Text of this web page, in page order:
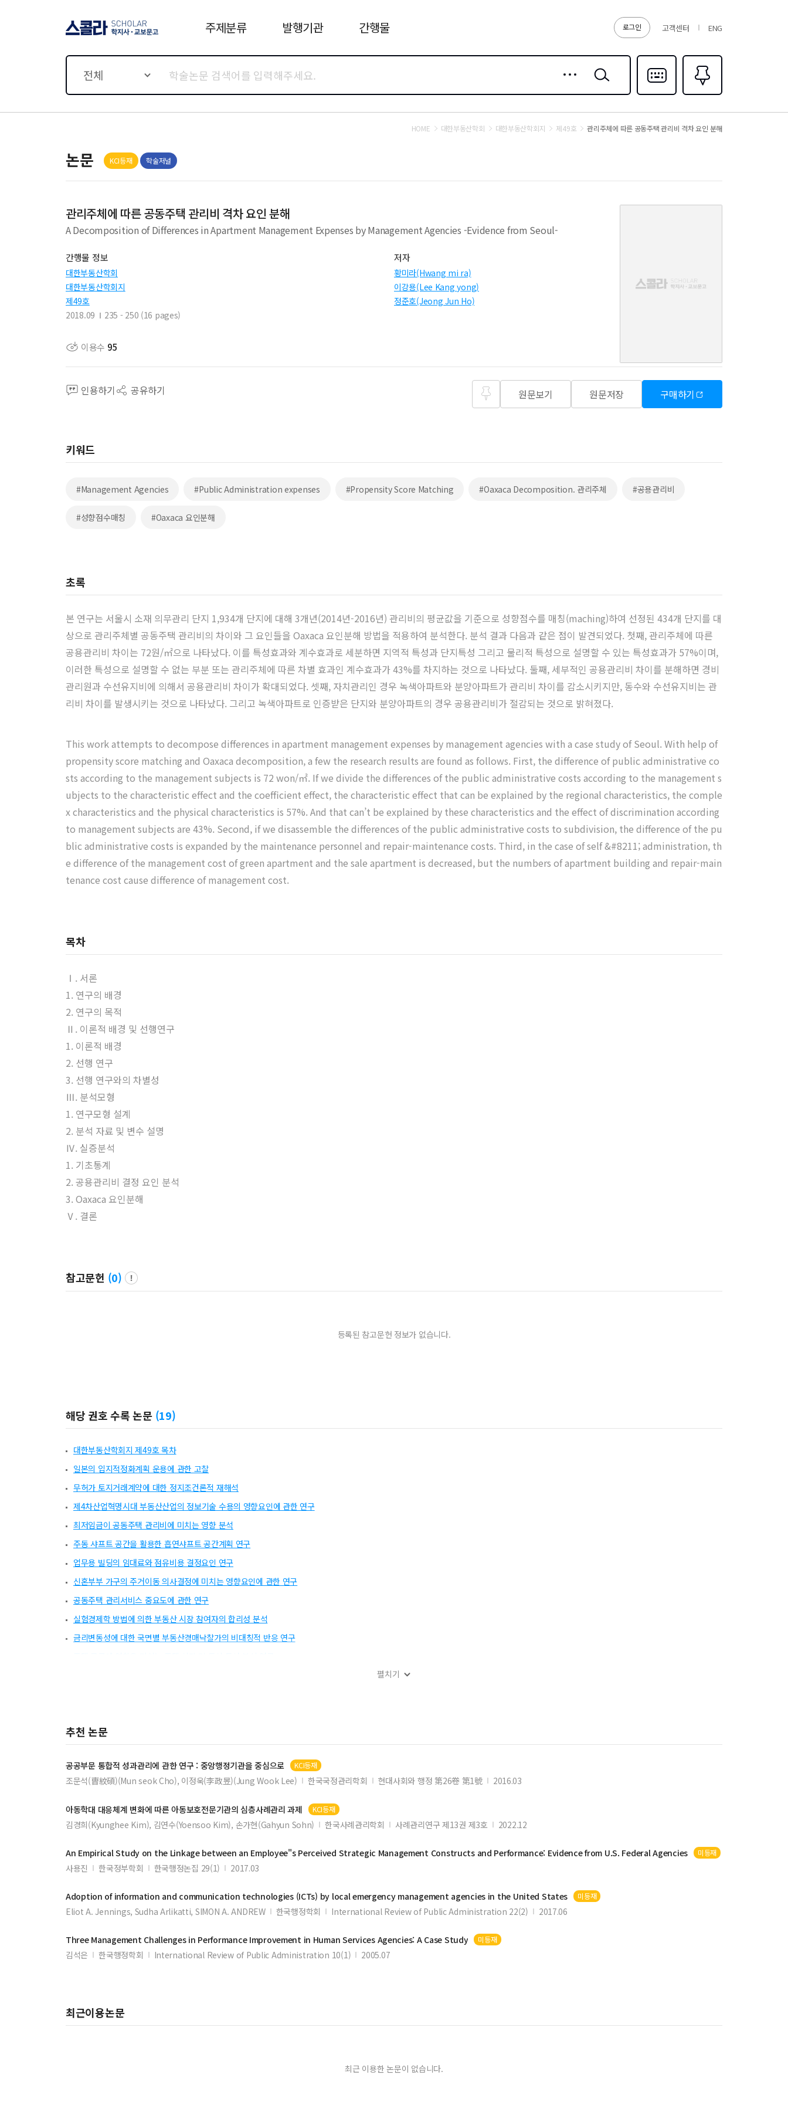
로그인 고객센터 ENG
주제분류 발행기관 간행물
전체
검색
다국어입력
즐겨찾기0
HOME 대한부동산학회 대한부동산학회지 제49호 관리주체에 따른 공동주택 관리비 격차 요인 분해
논문 KCI등재 학술저널
관리주체에 따른 공동주택 관리비 격차 요인 분해
A Decomposition of Differences in Apartment Management Expenses by Management Agencies -Evidence from Seoul-
간행물 정보
대한부동산학회
대한부동산학회지
제49호
2018.09
235 - 250 (16 pages)
저자
황미라(Hwang mi ra)
이강용(Lee Kang yong)
정준호(Jeong Jun Ho)
이용수 95
인용하기 공유하기 원문보기 원문저장 구매하기
키워드
#Management Agencies #Public Administration expenses #Propensity Score Matching #Oaxaca Decomposition. 관리주체 #공용관리비
#성향점수매칭 #Oaxaca 요인분해
초록
본 연구는 서울시 소재 의무관리 단지 1,934개 단지에 대해 3개년(2014년-2016년) 관리비의 평균값을 기준으로 성향점수를 매칭(maching)하여 선정된 434개 단지를 대
상으로 관리주체별 공동주택 관리비의 차이와 그 요인들을 Oaxaca 요인분해 방법을 적용하여 분석한다. 분석 결과 다음과 같은 점이 발견되었다. 첫째, 관리주체에 따른
공용관리비 차이는 72원/㎡으로 나타났다. 이를 특성효과와 계수효과로 세분하면 지역적 특성과 단지특성 그리고 물리적 특성으로 설명할 수 있는 특성효과가 57%이며,
이러한 특성으로 설명할 수 없는 부분 또는 관리주체에 따른 차별 효과인 계수효과가 43%를 차지하는 것으로 나타났다. 둘째, 세부적인 공용관리비 차이를 분해하면 경비
관리원과 수선유지비에 의해서 공용관리비 차이가 확대되었다. 셋째, 자치관리인 경우 녹색아파트와 분양아파트가 관리비 차이를 감소시키지만, 동수와 수선유지비는 관
리비 차이를 발생시키는 것으로 나타났다. 그리고 녹색아파트로 인증받은 단지와 분양아파트의 경우 공용관리비가 절감되는 것으로 밝혀졌다.
This work attempts to decompose differences in apartment management expenses by management agencies with a case study of Seoul. With help of
propensity score matching and Oaxaca decomposition, a few the research results are found as follows. First, the difference of public administrative co
sts according to the management subjects is 72 won/㎡. If we divide the differences of the public administrative costs according to the management s
ubjects to the characteristic effect and the coefficient effect, the characteristic effect that can be explained by the regional characteristics, the comple
x characteristics and the physical characteristics is 57%. And that can’t be explained by these characteristics and the effect of discrimination according
to management subjects are 43%. Second, if we disassemble the differences of the public administrative costs to subdivision, the difference of the pu
blic administrative costs is expanded by the maintenance personnel and repair-maintenance costs. Third, in the case of self &#8211; administration, th
e difference of the management cost of green apartment and the sale apartment is decreased, but the numbers of apartment building and repair-main
tenance cost cause difference of management cost.
목차
Ⅰ. 서론
1. 연구의 배경
2. 연구의 목적
Ⅱ. 이론적 배경 및 선행연구
1. 이론적 배경
2. 선행 연구
3. 선행 연구와의 차별성
Ⅲ. 분석모형
1. 연구모형 설계
2. 분석 자료 및 변수 설명
Ⅳ. 실증분석
1. 기초통계
2. 공용관리비 결정 요인 분석
3. Oaxaca 요인분해
Ⅴ. 결론
참고문헌 (0)
등록된 참고문헌 정보가 없습니다.
해당 권호 수록 논문 (19)
대한부동산학회지 제49호 목차
일본의 입지적정화계획 운용에 관한 고찰
무허가 토지거래계약에 대한 정지조건론적 재해석
제4차산업혁명시대 부동산산업의 정보기술 수용의 영향요인에 관한 연구
최저임금이 공동주택 관리비에 미치는 영향 분석
주동 샤프트 공간을 활용한 흡연샤프트 공간계획 연구
업무용 빌딩의 임대료와 점유비용 결정요인 연구
신혼부부 가구의 주거이동 의사결정에 미치는 영향요인에 관한 연구
공동주택 관리서비스 중요도에 관한 연구
실험경제학 방법에 의한 부동산 시장 참여자의 합리성 분석
금리변동성에 대한 국면별 부동산경매낙찰가의 비대칭적 반응 연구
인구이동이 주관적 삶의 만족도에 미치는 영향에 관한 연구: 인구이동 동기별 차이를 중심으로
친환경 공동주택의 환경요인과 주거만족도 및 거주의도
방치건축물의 효율적 정비를 위한 제도개선방안에 관한 연구
건축법상 대지와 도로와의 관계에 관한 제도 개선 연구
펼치기
추천 논문
공공부문 통합적 성과관리에 관한 연구 : 중앙행정기관을 중심으로 KCI등재
조문석(曺紋碩)(Mun seok Cho), 이정욱(李政昱)(Jung Wook Lee) 한국국정관리학회 현대사회와 행정 第26卷 第1號 2016.03
아동학대 대응체계 변화에 따른 아동보호전문기관의 심층사례관리 과제 KCI등재
김경희(Kyunghee Kim), 김연수(Yoensoo Kim), 손가현(Gahyun Sohn) 한국사례관리학회 사례관리연구 제13권 제3호 2022.12
An Empirical Study on the Linkage between an Employee"s Perceived Strategic Management Constructs and Performance: Evidence from U.S. FederalAgencies 미등재
사용진 한국정부학회 한국행정논집 29(1) 2017.03
Adoption of information and communication technologies (ICTs) by local emergency management agencies in the United States 미등재
Eliot A. Jennings, Sudha Arlikatti, SIMON A. ANDREW 한국행정학회 International Review of Public Administration 22(2) 2017.06
Three ManagementChallenges in Performance Improvement in Human Services Agencies: A Case Study 미등재
김석은 한국행정학회 International Review of Public Administration 10(1) 2005.07
최근이용논문
최근 이용한 논문이 없습니다.